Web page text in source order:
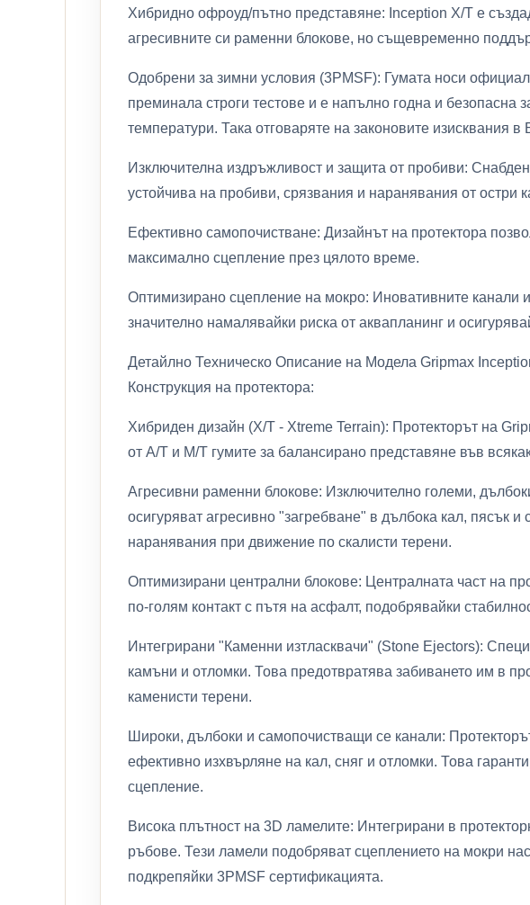
Хибридно офроуд/пътно представяне: Inception X/T е
агресивните си раменни блокове, но същевременно
Одобрени за зимни условия (3PMSF): Гумата носи
преминала строги тестове и е напълно годна и
температури. Така отговаряте на законовите изисквания
Изключителна издръжливост и защита от пробиви:
устойчива на пробиви, срязвания и наранявания от
Ефективно самопочистване: Дизайнът на протектора
максимално сцепление през цялото време.
Оптимизирано сцепление на мокро: Иновативните канали
значително намалявайки риска от аквапланинг и
Детайлно Техническо Описание на Модела Gripmax
Конструкция на протектора:
Хибриден дизайн (X/T - Xtreme Terrain): Протекторът на
от A/T и M/T гумите за балансирано представяне във
Агресивни раменни блокове: Изключително големи,
осигуряват агресивно "загребване" в дълбока кал, пясък
наранявания при движение по скалисти терени.
Оптимизирани централни блокове: Централната част на
по-голям контакт с пътя на асфалт, подобрявайки
Интегрирани "Каменни изтласквачи" (Stone Ejectors):
камъни и отломки. Това предотвратява забиването им в
каменисти терени.
Широки, дълбоки и самопочистващи се канали:
ефективно изхвърляне на кал, сняг и отломки. Това
сцепление.
Висока плътност на 3D ламелите: Интегрирани в
ръбове. Тези ламели подобряват сцеплението на мокри
подкрепяйки 3PMSF сертификацията.